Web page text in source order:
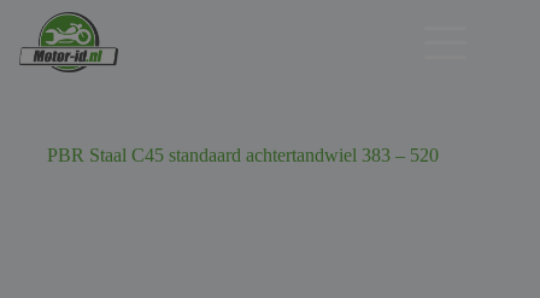
PBR Staal C45 standaard achtertandwiel 383 – 520